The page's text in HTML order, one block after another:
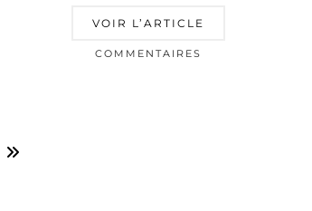
VOIR L’ARTICLE
COMMENTAIRES